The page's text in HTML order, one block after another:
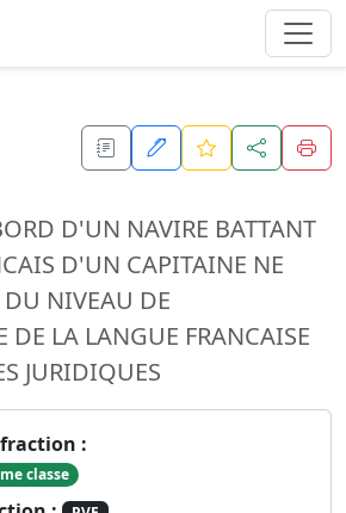
D'UN NAVIRE BATTANT
D'UN CAPITAINE NE
DU NIVEAU DE
DE LA LANGUE FRANCAISE
JURIDIQUES
:
classe